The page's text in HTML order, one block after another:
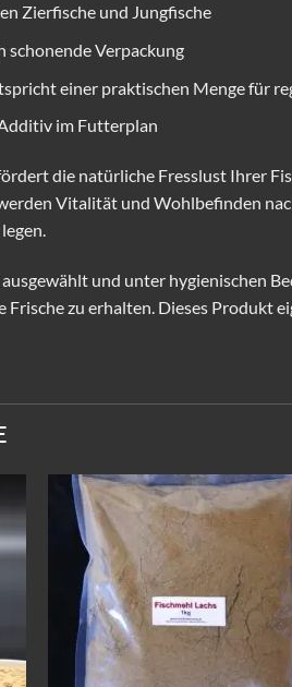
Zierfische und Jungfische
schonende Verpackung
einer praktischen Menge für
im Futterplan
die natürliche Fresslust Ihrer
Vitalität und Wohlbefinden
und unter hygienischen
zu erhalten. Dieses Produkt